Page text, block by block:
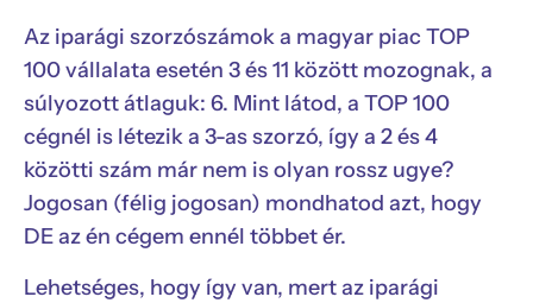
Az iparági szorzószámok a magyar piac TOP
100 vállalata esetén 3 és 11 között mozognak, a
súlyozott átlaguk: 6. Mint látod, a TOP 100
cégnél is létezik a 3-as szorzó, így a 2 és 4
közötti szám már nem is olyan rossz ugye?
Jogosan (félig jogosan) mondhatod azt, hogy
DE az én cégem ennél többet ér.
Lehetséges, hogy így van, mert az iparági